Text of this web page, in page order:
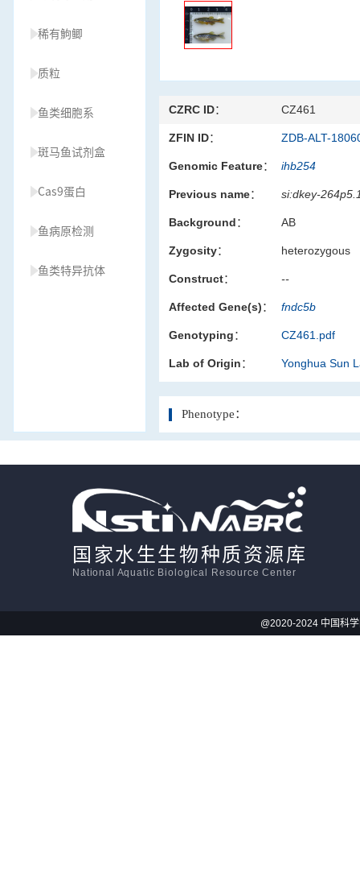
稀有鮈鲫
质粒
鱼类细胞系
斑马鱼试剂盒
Cas9蛋白
鱼病原检测
鱼类特异抗体
CZRC ID： CZ461
ZFIN ID： ZDB-ALT-
Genomic Feature： ihb254
Previous name： si:dkey-
Background： AB
Zygosity： heterozygous
Construct： --
Affected Gene(s)： fndc5b
Genotyping： CZ461.pdf
Lab of Origin： Yonghua Sun
Phenotype：
国家水生生物种质资源库
National Aquatic Biological Resource Center
@2020-2024 中国科